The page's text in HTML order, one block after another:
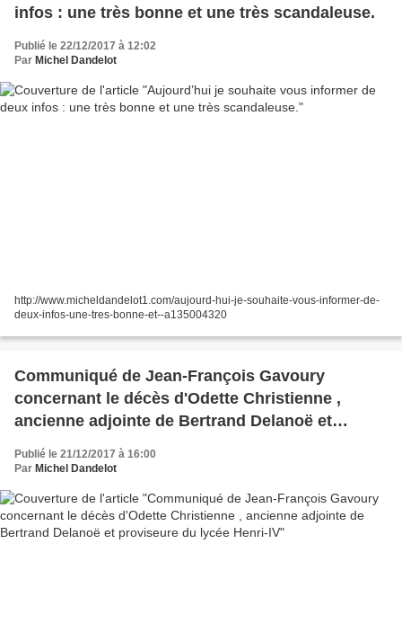
infos : une très bonne et une très scandaleuse.
Publié le 22/12/2017 à 12:02
Par Michel Dandelot
http://www.micheldandelot1.com/aujourd-hui-je-souhaite-vous-informer-de-
deux-infos-une-tres-bonne-et--a135004320
Communiqué de Jean-François Gavoury
concernant le décès d'Odette Christienne ,
ancienne adjointe de Bertrand Delanoë et
proviseure du lycée Henri-IV
Publié le 21/12/2017 à 16:00
Par Michel Dandelot